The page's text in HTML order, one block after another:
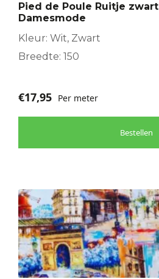
Pied de Poule Ruitje
Damesmode
Kleur: Wit, Zwart
Breedte: 150
€17,95 Per meter
Bestellen